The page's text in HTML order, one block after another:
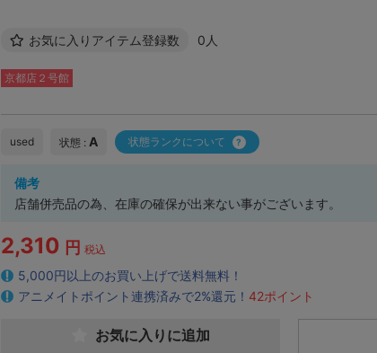
お気に入りアイテム登録数 0人
京都店２号館
used 状態 : A 状態ランクについて
備考
店舗併売品の為、在庫の確保が出来ない事がございます。
2,310 円 税込
5,000円以上のお買い上げで送料無料！
アニメイトポイント連携済みで2%還元！ 42ポイント
お気に入りに追加